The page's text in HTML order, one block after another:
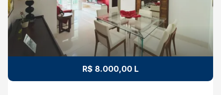
R$ 8.000,00 L